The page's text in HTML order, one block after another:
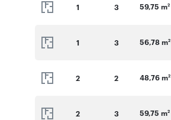
1 3 59,75 m2
1 3 56,78 m2
2 2 48,76 m2
2 3 59,75 m2